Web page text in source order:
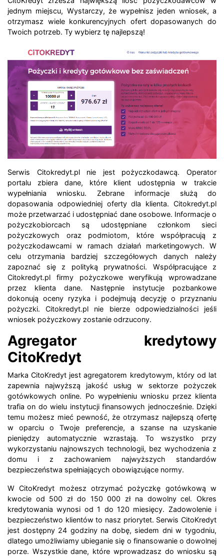
jednym miejscu, Wystarczy, że wypełnisz jeden wniosek, a
otrzymasz wiele konkurencyjnych ofert dopasowanych do
Twoich potrzeb. Ty wybierz tę najlepszą!
Serwis Citokredyt.pl nie jest pożyczkodawcą. Operator
portalu zbiera dane, które klient udostępnia w trakcie
wypełniania wniosku. Zebrane informacje służą do
dopasowania odpowiedniej oferty dla klienta. Citokredyt.pl
może przetwarzać i udostępniać dane osobowe. Informacje o
pożyczkobiorcach są udostępniane członkom sieci
pożyczkowych oraz podmiotom, które współpracują z
pożyczkodawcami w ramach działań marketingowych. W
celu otrzymania bardziej szczegółowych danych należy
zapoznać się z polityką prywatności. Współpracujące z
Citokredyt.pl firmy pożyczkowe weryfikują wprowadzane
przez klienta dane. Następnie instytucje pozbankowe
dokonują oceny ryzyka i podejmują decyzję o przyznaniu
pożyczki. Citokredyt.pl nie bierze odpowiedzialności jeśli
wniosek pożyczkowy zostanie odrzucony.
Agregator kredytowy
CitoKredyt
Marka CitoKredyt jest agregatorem kredytowym, który od lat
zapewnia najwyższą jakość usług w sektorze pożyczek
gotówkowych online. Po wypełnieniu wniosku przez klienta
trafia on do wielu instytucji finansowych jednocześnie. Dzięki
temu możesz mieć pewność, że otrzymasz najlepszą ofertę
w oparciu o Twoje preferencje, a szanse na uzyskanie
pieniędzy automatycznie wzrastają. To wszystko przy
wykorzystaniu najnowszych technologii, bez wychodzenia z
domu i z zachowaniem najwyższych standardów
bezpieczeństwa spełniających obowiązujące normy.
W CitoKredyt możesz otrzymać pożyczkę gotówkową w
kwocie od 500 zł do 150 000 zł na dowolny cel. Okres
kredytowania wynosi od 1 do 120 miesięcy. Zadowolenie i
bezpieczeństwo klientów to nasz priorytet. Serwis CitoKredyt
jest dostępny 24 godziny na dobę, siedem dni w tygodniu,
dlatego umożliwiamy ubieganie się o finansowanie o dowolnej
porze. Wszystkie dane, które wprowadzasz do wniosku są